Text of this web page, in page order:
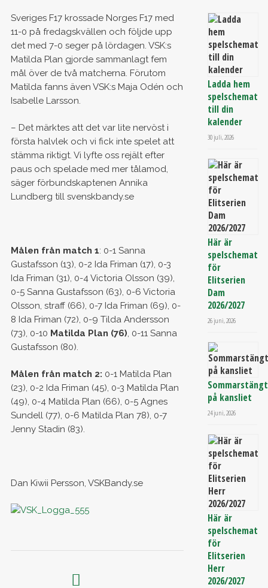
Sveriges F17 krossade Norges F17 med
11-0 på fredagskvällen och följde upp
det med 7-0 seger på lördagen. VSK:s
Matilda Plan gjorde sammanlagt fem
mål över de två matcherna. Förutom
Matilda fanns även VSK:s Maja Odén och
Isabelle Larsson.
– Det märktes att det var lite nervöst i
första halvlek och vi fick inte spelet att
stämma riktigt. Vi lyfte oss rejält efter
paus och spelade med mer tålamod,
säger förbundskaptenen Annika
Lundberg till svenskbandy.se
Målen från match 1: 0-1 Sanna
Gustafsson (13), 0-2 Ida Friman (17), 0-3
Ida Friman (31), 0-4 Victoria Olsson (39),
0-5 Sanna Gustafsson (63), 0-6 Victoria
Olsson, straff (66), 0-7 Ida Friman (69), 0-
8 Ida Friman (72), 0-9 Tilda Andersson
(73), 0-10 Matilda Plan (76), 0-11 Sanna
Gustafsson (80).
Målen från match 2: 0-1 Matilda Plan
(23), 0-2 Ida Friman (45), 0-3 Matilda Plan
(49), 0-4 Matilda Plan (66), 0-5 Agnes
Sundell (77), 0-6 Matilda Plan 78), 0-7
Jenny Stadin (83).
Dan Kiwii Persson, VSKBandy.se
Ladda hem
spelschemat
till din
kalender
30 juli, 2026
Här är
spelschemat
för
Elitserien
Dam
2026/2027
26 juni, 2026
Sommarstängt
på kansliet
24 juni, 2026
Här är
spelschemat
för
Elitserien
Herr
2026/2027